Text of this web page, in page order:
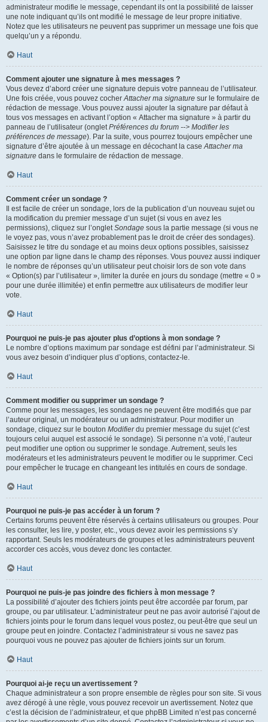
administrateur modifie le message, cependant ils ont la possibilité de laisser
une note indiquant qu’ils ont modifié le message de leur propre initiative.
Notez que les utilisateurs ne peuvent pas supprimer un message une fois que
quelqu’un y a répondu.
Haut
Comment ajouter une signature à mes messages ?
Vous devez d’abord créer une signature depuis votre panneau de l’utilisateur.
Une fois créée, vous pouvez cocherAttacher ma signature sur le formulaire de
rédaction de message. Vous pouvez aussi ajouter la signature par défaut à
tous vos messages en activant l’option « Attacher ma signature » à partir du
panneau de l’utilisateur (ongletPréférences du forum --> Modifier les
préférences de message). Par la suite, vous pourrez toujours empêcher une
signature d’être ajoutée à un message en décochant la caseAttacher ma
signature dans le formulaire de rédaction de message.
Haut
Comment créer un sondage ?
Il est facile de créer un sondage, lors de la publication d’un nouveau sujet ou
la modification du premier message d’un sujet (si vous en avez les
permissions), cliquez sur l’ongletSondage sous la partie message (si vous ne
le voyez pas, vous n’avez probablement pas le droit de créer des sondages).
Saisissez le titre du sondage et au moins deux options possibles, saisissez
une option par ligne dans le champ des réponses. Vous pouvez aussi indiquer
le nombre de réponses qu’un utilisateur peut choisir lors de son vote dans
« Option(s) par l’utilisateur », limiter la durée en jours du sondage (mettre « 0 »
pour une durée illimitée) et enfin permettre aux utilisateurs de modifier leur
vote.
Haut
Pourquoi ne puis-je pas ajouter plus d’options à mon sondage ?
Le nombre d’options maximum par sondage est défini par l’administrateur. Si
vous avez besoin d’indiquer plus d’options, contactez-le.
Haut
Comment modifier ou supprimer un sondage ?
Comme pour les messages, les sondages ne peuvent être modifiés que par
l’auteur original, un modérateur ou un administrateur. Pour modifier un
sondage, cliquez sur le bouton Modifierdu premier message du sujet (c’est
toujours celui auquel est associé le sondage). Si personne n’a voté, l’auteur
peut modifier une option ou supprimer le sondage. Autrement, seuls les
modérateurs et les administrateurs peuvent le modifier ou le supprimer. Ceci
pour empêcher le trucage en changeant les intitulés en cours de sondage.
Haut
Pourquoi ne puis-je pas accéder à un forum ?
Certains forums peuvent être réservés à certains utilisateurs ou groupes. Pour
les consulter, les lire, y poster, etc., vous devez avoir les permissions s’y
rapportant. Seuls les modérateurs de groupes et les administrateurs peuvent
accorder ces accès, vous devez donc les contacter.
Haut
Pourquoi ne puis-je pas joindre des fichiers à mon message ?
La possibilité d’ajouter des fichiers joints peut être accordée par forum, par
groupe, ou par utilisateur. L’administrateur peut ne pas avoir autorisé l’ajout de
fichiers joints pour le forum dans lequel vous postez, ou peut-être que seul un
groupe peut en joindre. Contactez l’administrateur si vous ne savez pas
pourquoi vous ne pouvez pas ajouter de fichiers joints sur un forum.
Haut
Pourquoi ai-je reçu un avertissement ?
Chaque administrateur a son propre ensemble de règles pour son site. Si vous
avez dérogé à une règle, vous pouvez recevoir un avertissement. Notez que
c’est la décision de l’administrateur, et que phpBB Limited n’est pas concerné